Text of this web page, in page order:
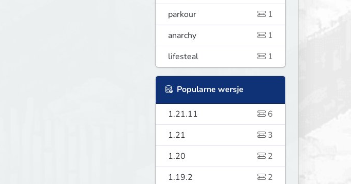
parkour
1
anarchy
1
lifesteal
1
Popularne wersje
1.21.11
6
1.21
3
1.20
2
1.19.2
2